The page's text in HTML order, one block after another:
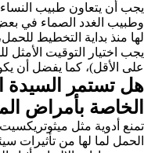
يجب أن يتعاون طبيب النساء
وطبيب الغدد الصماء في
لها منذ بداية التخطيط
على الأقل)، كما يفضل أن
هل تستمر السيدة
الخاصة بأمراض
تمنع أدوية مثل
الحمل لما لها من تأثيرات